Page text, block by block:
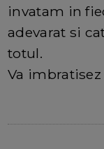
invatam in
adevarat si
totul.
Va